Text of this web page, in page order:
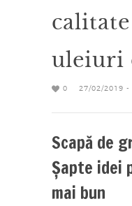
uleiuri
0 27/02/2019 -
Scapă de
Șapte idei
mai bun